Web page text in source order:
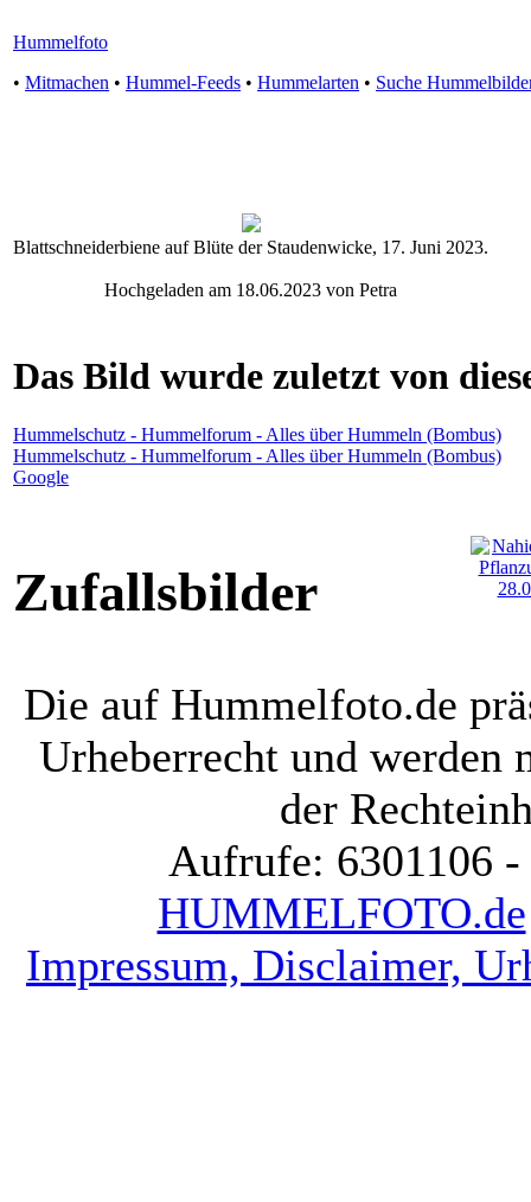
Hummelfoto
• Mitmachen • Hummel-Feeds • Hummelarten • Suche
Blattschneiderbiene auf Blüte der Staudenwicke, 17. Juni 2023.
Hochgeladen am 18.06.2023 von Petra
Das Bild wurde zuletzt von
Hummelschutz - Hummelforum - Alles über Hummeln (Bombus)
Hummelschutz - Hummelforum - Alles über Hummeln (Bombus)
Google
Zufallsbilder
Die auf Hummelfoto.de
Urheberrecht und werden
der
Aufrufe: 6301106
HUMMELFOTO.de
Impressum, Disclaimer,